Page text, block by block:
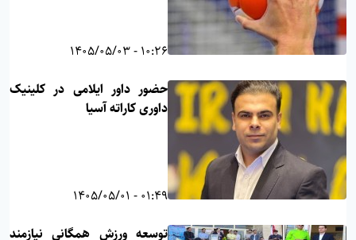
10:26 - 1405/05/03
حضور داور ایلامی در کلینیک
داوری کاراته آسیا
01:49 - 1405/05/01
توسعه ورزش همگانی نیازمند